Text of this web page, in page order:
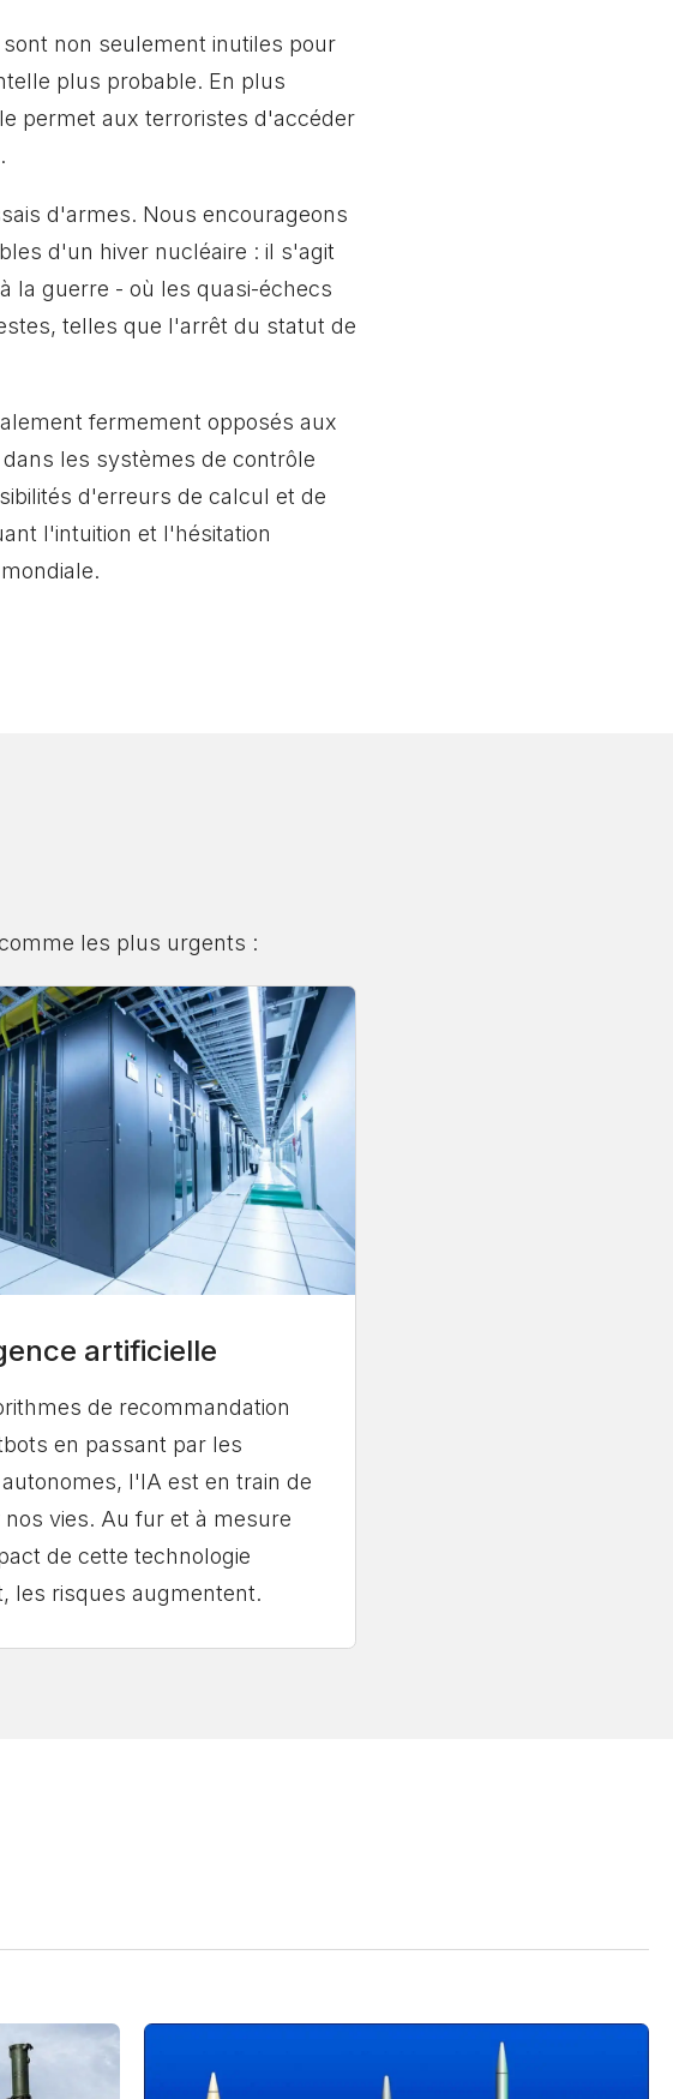
non seulement inutiles pour
plus probable. En plus
permet aux terroristes d'accéder
d'armes. Nous encourageons
d'un hiver nucléaire : il s'agit
la guerre - où les quasi-échecs
telles que l'arrêt du statut de
fermement opposés aux
les systèmes de contrôle
d'erreurs de calcul et de
l'intuition et l'hésitation
les plus urgents :
artificielle
de recommandation
en passant par les
l'IA est en train de
vies. Au fur et à mesure
de cette technologie
les risques augmentent.